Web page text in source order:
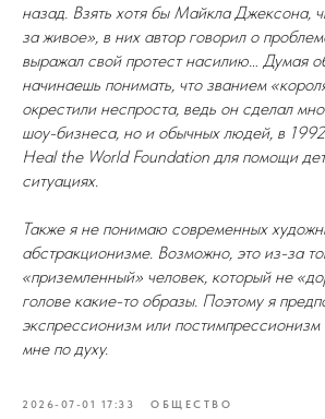
назад. Взять хотя бы Майкла Джексона,
за живое», в них автор говорил о
выражал свой протест насилию… Думая
начинаешь понимать, что званием
окрестили неспроста, ведь он сделал
шоу-бизнеса, но и обычных людей, в
Heal the World Foundation для помощи
ситуациях.
Также я не понимаю современных
абстракционизме. Возможно, это из-за
«приземленный» человек, который не
голове какие-то образы. Поэтому я
экспрессионизм или
мне по духу.
2026-07-01 17:33 ОБЩЕСТВО